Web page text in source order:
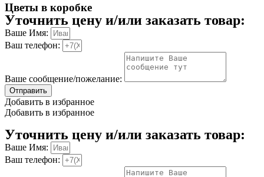
Цветы в коробке
Уточнить цену и/или заказать товар:
Ваше Имя:
Ваш телефон:
Ваше сообщение/пожелание:
Отправить
Добавить в избранное
Добавить в избранное
Уточнить цену и/или заказать товар:
Ваше Имя:
Ваш телефон: